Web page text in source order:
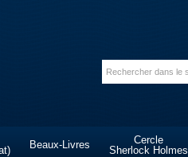
Beaux-Livres
Cercle
Sherlock Holmes